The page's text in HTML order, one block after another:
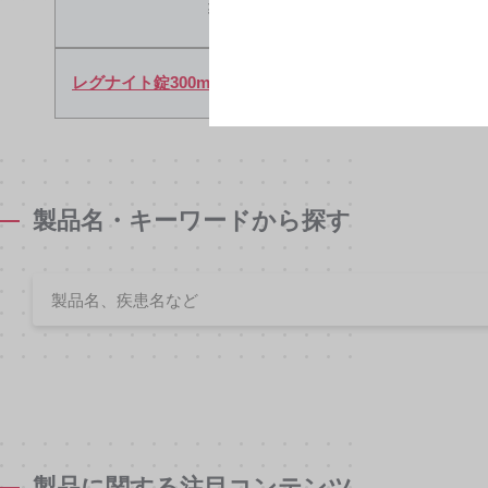
製品名
レグナイト錠300mg
製品名・キーワードから探す